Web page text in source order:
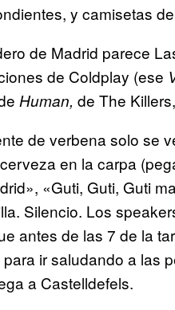
y camisetas
de Madrid parece
de Coldplay (ese
Human, de The
de verbena solo se
en la carpa
«Guti, Guti, Guti
Silencio. Los
antes de las 7 de la
ir saludando a las
a Castelldefels.